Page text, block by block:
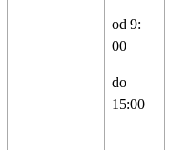
od 9:
00
do
15:00